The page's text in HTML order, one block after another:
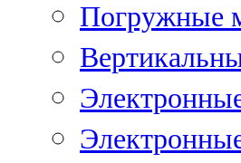
Погружные